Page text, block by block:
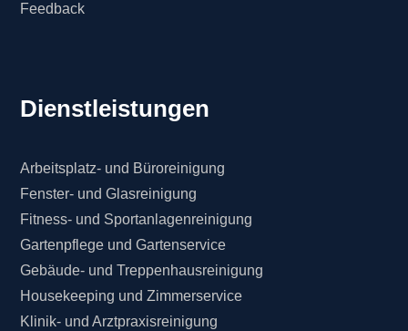
Feedback
Dienstleistungen
Arbeitsplatz- und Büroreinigung
Fenster- und Glasreinigung
Fitness- und Sportanlagenreinigung
Gartenpflege und Gartenservice
Gebäude- und Treppenhausreinigung
Housekeeping und Zimmerservice
Klinik- und Arztpraxisreinigung